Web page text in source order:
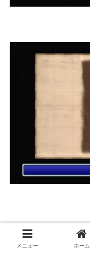
メニュー ホーム